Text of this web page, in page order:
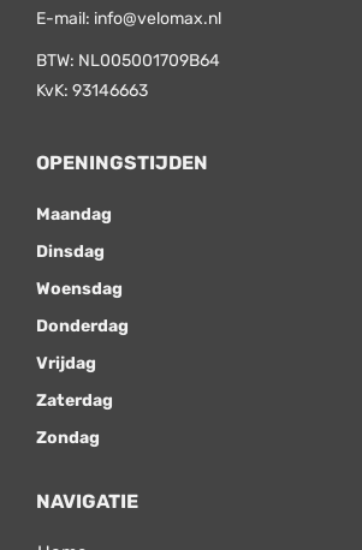
E-mail: info@velomax.nl
BTW: NL005001709B64
KvK: 93146663
OPENINGSTIJDEN
Maandag
Dinsdag
Woensdag
Donderdag
Vrijdag
Zaterdag
Zondag
NAVIGATIE